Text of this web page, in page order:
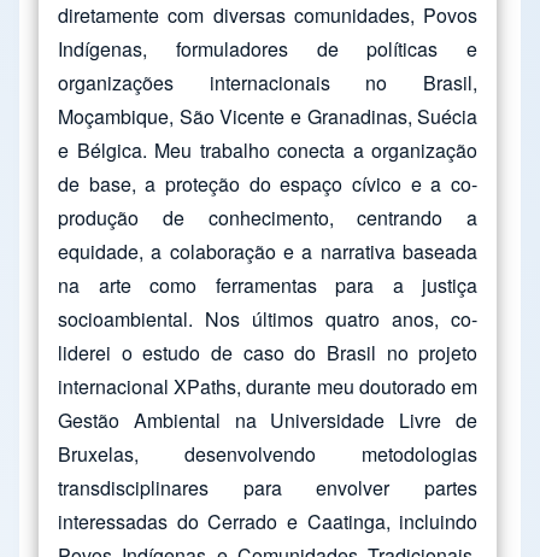
diretamente com diversas comunidades, Povos
Indígenas, formuladores de políticas e
organizações internacionais no Brasil,
Moçambique, São Vicente e Granadinas, Suécia
e Bélgica. Meu trabalho conecta a organização
de base, a proteção do espaço cívico e a co-
produção de conhecimento, centrando a
equidade, a colaboração e a narrativa baseada
na arte como ferramentas para a justiça
socioambiental. Nos últimos quatro anos, co-
liderei o estudo de caso do Brasil no projeto
internacional XPaths, durante meu doutorado em
Gestão Ambiental na Universidade Livre de
Bruxelas, desenvolvendo metodologias
transdisciplinares para envolver partes
interessadas do Cerrado e Caatinga, incluindo